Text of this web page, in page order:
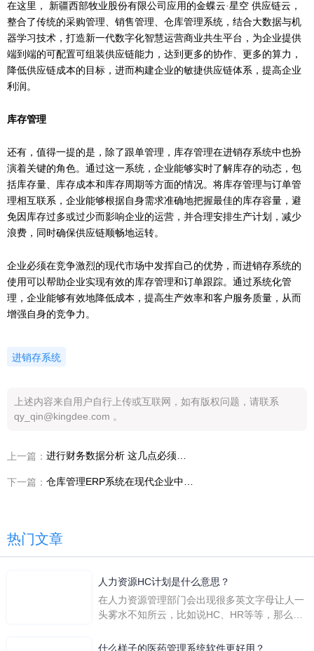
在这里， 新疆西部牧业股份有限公司应用的金蝶云·星空 供应链云，
整合了传统的采购管理、销售管理、仓库管理系统，结合大数据与机
器学习技术，打造新一代数字化智慧运营商业共生平台，为企业提供
端到端的可配置可组装供应链能力，达到更多的协作、更多的算力，
降低供应链成本的目标，进而构建企业的敏捷供应链体系，提高企业
利润。
库存管理
还有，值得一提的是，除了跟单管理，库存管理在进销存系统中也扮
演着关键的角色。通过这一系统，企业能够实时了解库存的动态，包
括库存量、库存成本和库存周期等方面的情况。将库存管理与订单管
理相互联系，企业能够根据自身需求准确地把握最佳的库存容量，避
免因库存过多或过少而影响企业的运营，并合理安排生产计划，减少
浪费，同时确保供应链顺畅地运转。
企业必须在竞争激烈的现代市场中发挥自己的优势，而进销存系统的
使用可以帮助企业实现有效的库存管理和订单跟踪。通过系统化管
理，企业能够有效地降低成本，提高生产效率和客户服务质量，从而
增强自身的竞争力。
进销存系统
上述内容来自用户自行上传或互联网，如有版权问题，请联系
qy_qin@kingdee.com 。
上一篇： 进行财务数据分析 这几点必须清楚
下一篇： 仓库管理ERP系统在现代企业中的应用
热门文章
人力资源HC计划是什么意思？
在人力资源管理部门会出现很多英文字母让人一
头雾水不知所云，比如说HC、HR等等，那么它
么呢？
什么样子的医药管理系统软件更好用？